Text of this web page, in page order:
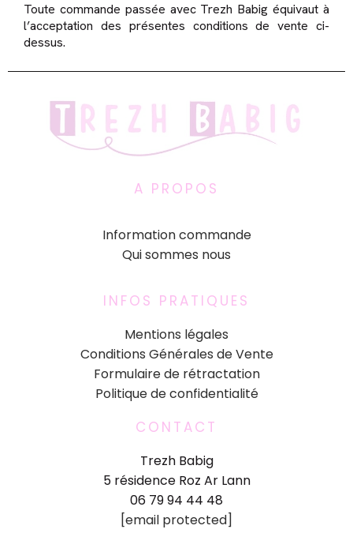
Toute commande passée avec Trezh Babig équivaut à
l’acceptation des présentes conditions de vente ci-
dessus.
A PROPOS
Information commande
Qui sommes nous
INFOS PRATIQUES
Mentions légales
Conditions Générales de Vente
Formulaire de rétractation
Politique de confidentialité
CONTACT
Trezh Babig
5 résidence Roz Ar Lann
06 79 94 44 48
[email protected]